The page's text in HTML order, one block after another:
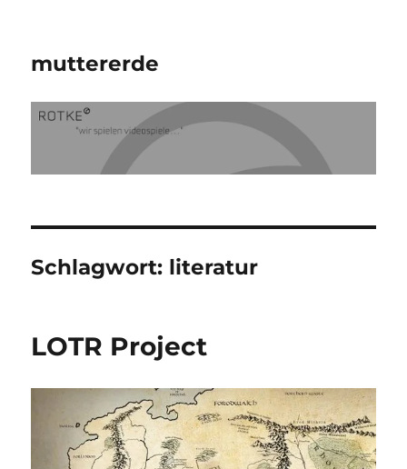
muttererde
Schlagwort: literatur
LOTR Project